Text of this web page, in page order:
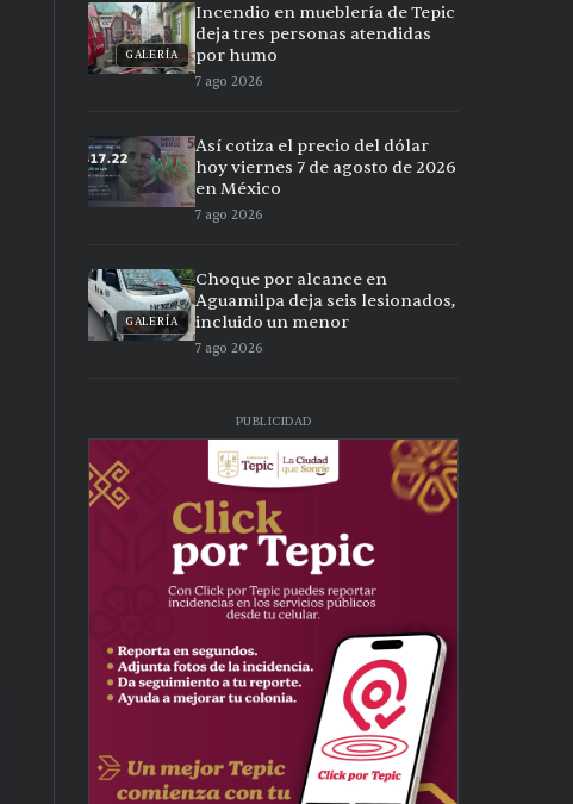
GALERÍA
Incendio en mueblería de Tepic
deja tres personas atendidas
por humo
7 ago 2026
Así cotiza el precio del dólar
hoy viernes 7 de agosto de 2026
en México
7 ago 2026
GALERÍA
Choque por alcance en
Aguamilpa deja seis lesionados,
incluido un menor
7 ago 2026
PUBLICIDAD